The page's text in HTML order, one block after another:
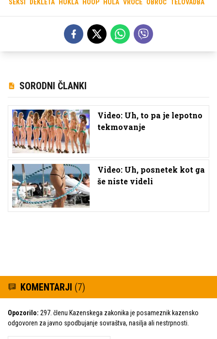
SEKSI DEKLETA HUKLA HOOP HULA VROČE OBROČ TELOVADBA
SORODNI ČLANKI
Video: Uh, to pa je lepotno
tekmovanje
Video: Uh, posnetek kot ga
še niste videli
KOMENTARJI (7)
Opozorilo: 297. členu Kazenskega zakonika je posameznik kazensko
odgovoren za javno spodbujanje sovraštva, nasilja ali nestrpnosti.